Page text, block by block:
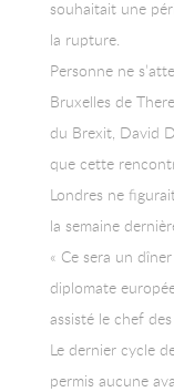
souhaitait une
la rupture.
Personne ne
Bruxelles de
du Brexit, David
que cette
Londres ne
la semaine
« Ce sera un
diplomate
assisté le chef
Le dernier cycle
permis aucune